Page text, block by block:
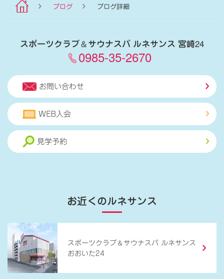
ブログ ブログ詳細
スポーツクラブ＆サウナスパ ルネサンス 宮崎24
0985-35-2670
お問い合わせ
WEB入会
見学予約
お近くのルネサンス
スポーツクラブ ＆ サウナスパ ルネサンス
おおいた24